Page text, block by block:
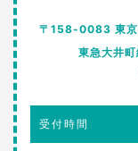
〒158-0083 東
東急大井
受付時間